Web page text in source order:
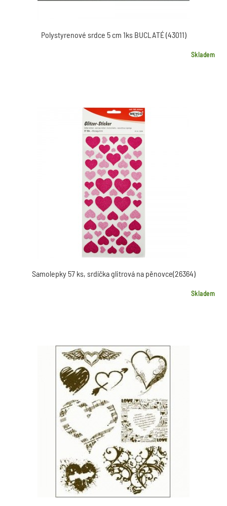
Polystyrenové srdce 5 cm 1ks BUCLATÉ (43011)
Skladem
Samolepky 57 ks, srdíčka glitrová na pěnovce(26364)
Skladem